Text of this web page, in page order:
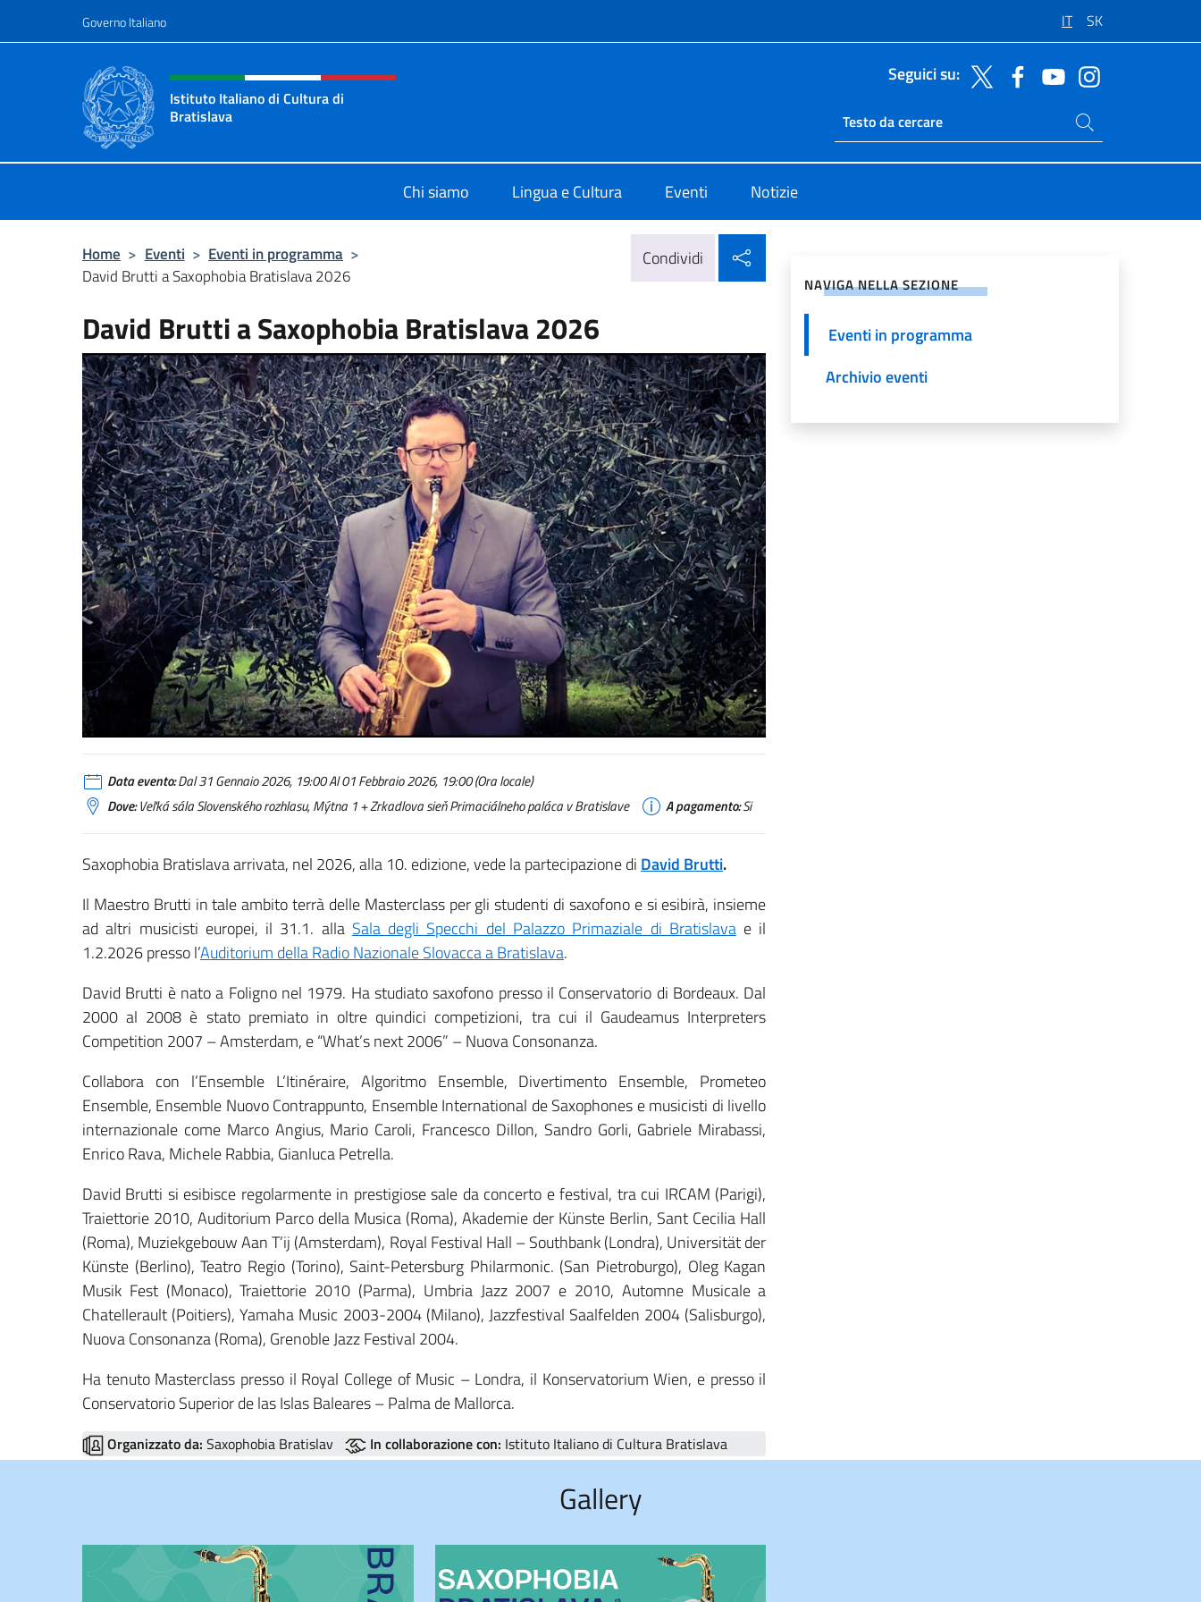
Governo Italiano IT SK
Intestazione sito, social e menù
Istituto Italiano di Cultura di
Bratislava
Seguici su:
Ricerca sito live
Cerca nel sito
Chi siamo Lingua e Cultura Eventi Notizie
Home > Eventi > Eventi in programma >
David Brutti a Saxophobia Bratislava 2026
Condividi
David Brutti a Saxophobia Bratislava 2026
Data evento:Dal 31 Gennaio 2026, 19:00 Al 01 Febbraio 2026, 19:00 (Ora locale)
Dove:Veľká sála Slovenského rozhlasu, Mýtna 1 + Zrkadlova sieň Primaciálneho paláca v Bratislave A pagamento:Si
Saxophobia Bratislava arrivata, nel 2026, alla 10. edizione, vede la partecipazione diDavid Brutti.
Il Maestro Brutti in tale ambito terrà delle Masterclass per gli studenti di saxofono e si esibirà, insieme
ad altri musicisti europei, il 31.1. alla Sala degli Specchi del Palazzo Primaziale di Bratislavae il
1.2.2026 presso l’Auditorium della Radio Nazionale Slovacca a Bratislava.
David Brutti è nato a Foligno nel 1979. Ha studiato saxofono presso il Conservatorio di Bordeaux. Dal
2000 al 2008 è stato premiato in oltre quindici competizioni, tra cui il Gaudeamus Interpreters
Competition 2007 – Amsterdam, e “What’s next 2006” – Nuova Consonanza.
Collabora con l’Ensemble L’Itinéraire, Algoritmo Ensemble, Divertimento Ensemble, Prometeo
Ensemble, Ensemble Nuovo Contrappunto, Ensemble International de Saxophones e musicisti di livello
internazionale come Marco Angius, Mario Caroli, Francesco Dillon, Sandro Gorli, Gabriele Mirabassi,
Enrico Rava, Michele Rabbia, Gianluca Petrella.
David Brutti si esibisce regolarmente in prestigiose sale da concerto e festival, tra cui IRCAM (Parigi),
Traiettorie 2010, Auditorium Parco della Musica (Roma), Akademie der Künste Berlin, Sant Cecilia Hall
(Roma), Muziekgebouw Aan T’ij (Amsterdam), Royal Festival Hall – Southbank (Londra), Universität der
Künste (Berlino), Teatro Regio (Torino), Saint-Petersburg Philarmonic. (San Pietroburgo), Oleg Kagan
Musik Fest (Monaco), Traiettorie 2010 (Parma), Umbria Jazz 2007 e 2010, Automne Musicale a
Chatellerault (Poitiers), Yamaha Music 2003-2004 (Milano), Jazzfestival Saalfelden 2004 (Salisburgo),
Nuova Consonanza (Roma), Grenoble Jazz Festival 2004.
Ha tenuto Masterclass presso il Royal College of Music – Londra, il Konservatorium Wien, e presso il
Conservatorio Superior de las Islas Baleares – Palma de Mallorca.
Organizzato da: Saxophobia Bratislav In collaborazione con: Istituto Italiano di Cultura Bratislava
NAVIGA NELLA SEZIONE
Eventi in programma
Archivio eventi
Gallery